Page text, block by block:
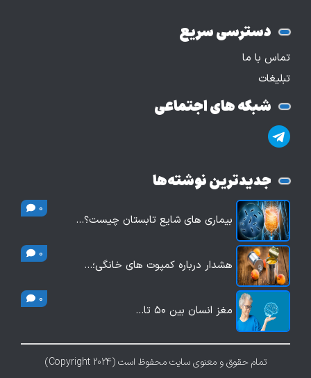
دسترسی سریع
تماس با ما
تبلیغات
شبکه های اجتماعی
جدیدترین نوشته‌ها
بیماری های شایع تابستان چیست؟…
0
هشدار درباره کمپوت های خانگی؛…
0
مغز انسان بین ۵۰ تا…
0
تمام حقوق و معنوی سایت محفوظ است (Copyright 2024)